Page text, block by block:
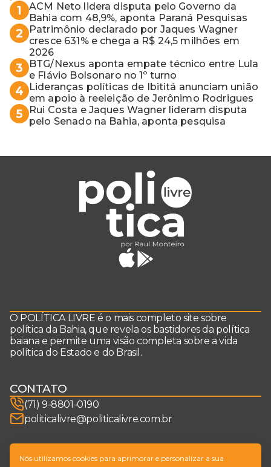
1
ACM Neto lidera disputa pelo Governo da
Bahia com 48,9%, aponta Paraná Pesquisas
2
Patrimônio declarado por Jaques Wagner
cresce 631% e chega a R$ 24,5 milhões em
2026
3
BTG/Nexus aponta empate técnico entre Lula
e Flávio Bolsonaro no 1º turno
4
Lideranças políticas de Ibititá anunciam união
em apoio à reeleição de Jerônimo Rodrigues
5
Rui Costa e Jaques Wagner lideram disputa
pelo Senado na Bahia, aponta pesquisa
O POLÍTICA LIVRE é o mais completo site sobre
política da Bahia, que revela os bastidores da política
baiana e permite uma visão completa sobre a vida
política do Estado e do Brasil.
CONTATO
(71) 9-8801-0190
politicalivre@politicalivre.com.br
SIGA-NOS
Nós utilizamos cookies para aprimorar e personalizar a sua